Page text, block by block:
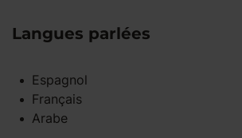
Langues parlées
Espagnol
Français
Arabe